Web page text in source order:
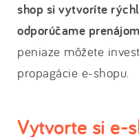
shop si vytvoríte
odporúčame
peniaze môžete
propagácie e-shopu.
Vytvorte si e-